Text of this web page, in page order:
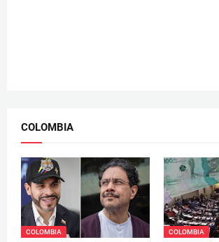
COLOMBIA
COLOMBIA COLOMBIA